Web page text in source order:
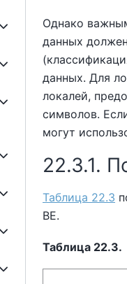
Однако
данных
данных. Для
локалей,
символов.
могут
22.3.1.
Таблица 22.3
BE.
Таблица 22.3.